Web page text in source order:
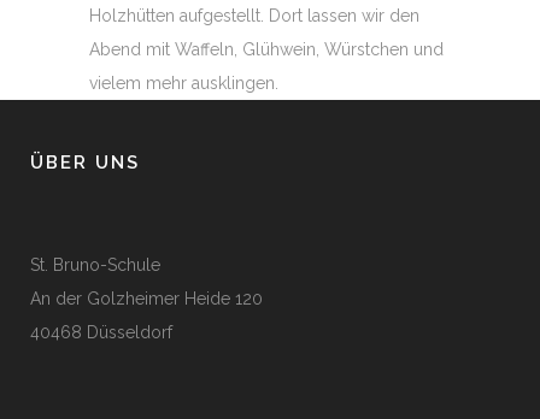
Holzhütten aufgestellt. Dort lassen wir den
Abend mit Waffeln, Glühwein, Würstchen und
vielem mehr ausklingen.
ÜBER UNS
St. Bruno-Schule
An der Golzheimer Heide 120
40468 Düsseldorf